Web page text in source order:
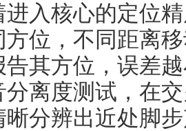
入核心的定位
方位，不同距离
其方位，误差
离度测试，在
晰分辨出近处脚